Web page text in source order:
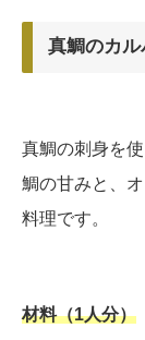
真鯛のカル
真鯛の刺身を
鯛の甘みと、
料理です。
材料（1人分）